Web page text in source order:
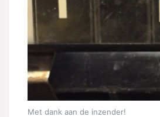
Met dank aan de inzender!